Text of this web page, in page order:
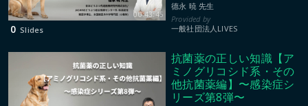
00:43:45
德永 暁 先生
一般社団法人LIVES
0 Slides
抗菌薬の正しい知識【ア
ミノグリコシド系・その
他抗菌薬編】〜感染症シ
リーズ第8弾〜